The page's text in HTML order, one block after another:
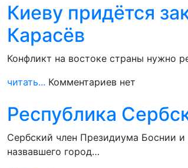
Киеву придётся
Карасёв
Конфликт на востоке страны нужно
читать... Комментариев нет
Республика
Сербский член Президиума Боснии
назвавшего город…